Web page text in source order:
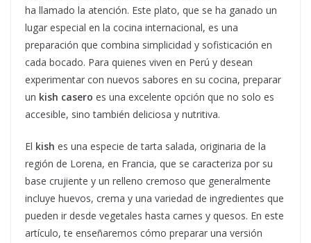
ha llamado la atención. Este plato, que se ha ganado un
lugar especial en la cocina internacional, es una
preparación que combina simplicidad y sofisticación en
cada bocado. Para quienes viven en Perú y desean
experimentar con nuevos sabores en su cocina, preparar
un kish casero es una excelente opción que no solo es
accesible, sino también deliciosa y nutritiva.
El kish es una especie de tarta salada, originaria de la
región de Lorena, en Francia, que se caracteriza por su
base crujiente y un relleno cremoso que generalmente
incluye huevos, crema y una variedad de ingredientes que
pueden ir desde vegetales hasta carnes y quesos. En este
artículo, te enseñaremos cómo preparar una versión